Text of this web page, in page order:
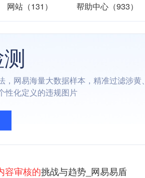
网站（131） 帮助中心（933）
，网易海量大数据样本，精准过滤涉黄
性化定义的违规图片
容审核的挑战与趋势_网易易盾